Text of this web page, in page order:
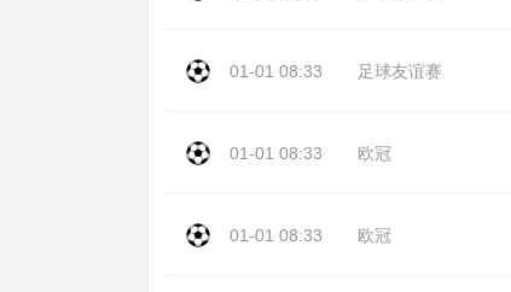
01-01 08:33 足球友谊赛
01-01 08:33 欧冠
01-01 08:33 欧冠